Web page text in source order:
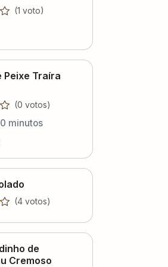
(1 voto)
Peixe Traíra
(0 votos)
minutos
(4 votos)
de
Cremoso